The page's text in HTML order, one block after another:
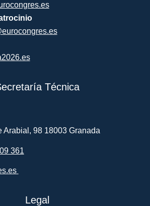
Técnica
Arabial, 98 18003 Granada
361
Legal